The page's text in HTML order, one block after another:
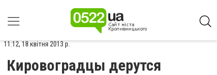
11:12, 18 квітня 2013 р.
Кировоградцы дерутся